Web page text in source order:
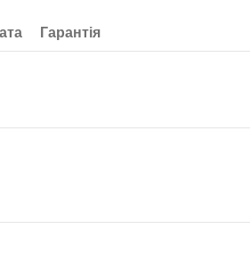
Гарантія